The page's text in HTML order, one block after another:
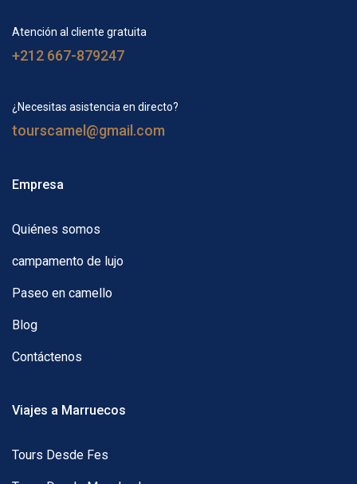
Atención al cliente gratuita
+212 667-879247
¿Necesitas asistencia en directo?
tourscamel@gmail.com
Empresa
Quiénes somos
campamento de lujo
Paseo en camello
Blog
Contáctenos
Viajes a Marruecos
Tours Desde Fes